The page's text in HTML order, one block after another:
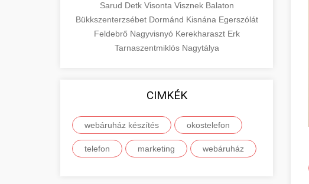
Sarud Detk Visonta Visznek Balaton
Bükkszenterzsébet Dormánd Kisnána Egerszólát
Feldebrő Nagyvisnyó Kerekharaszt Erk
Tarnaszentmiklós Nagytálya
CIMKÉK
webáruház készítés okostelefon
telefon marketing webáruház